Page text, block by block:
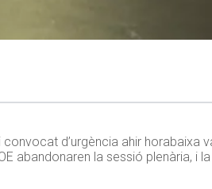
d’urgència ahir horabaixa
abandonaren la sessió plenària, i